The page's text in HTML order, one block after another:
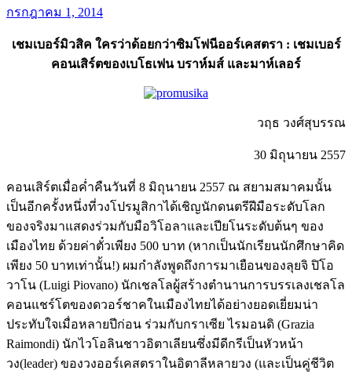
กรกฎาคม 1, 2014
เชมเบอร์มิวสิค ใครว่าด้อยกว่าซิมโฟนีออร์เคสตรา : เชมเบอร์
คอนเสิร์ตของเบโธเฟน บราห์มส์ และมาห์เลอร์
วฤธ วงศ์สุบรรณ
30 มิถุนายน 2557
คอนเสิร์ตเมื่อค่ำคืนวันที่ 8 มิถุนายน 2557 ณ สยามสมาคมนั้น
เป็นอีกครั้งหนึ่งที่วงโปรมูสิกาได้เชิญนักดนตรีฝีมือระดับโลก
ของจริงมาแสดงร่วมกับมือวิโอลาและเปียโนระดับต้นๆ ของ
เมืองไทย ด้วยค่าตั๋วเพียง 500 บาท (หากเป็นนักเรียนนักศึกษาคิด
เพียง 50 บาทเท่านั้น!) ผมกำลังพูดถึงการมาเยือนของลุยจิ ปิโอ
วาโน (Luigi Piovano) นักเชลโลผู้สร้างตำนานการบรรเลงเชลโล
คอนแชร์โตของดวอร์ชาคในเมืองไทยได้อย่างยอดเยี่ยมน่า
ประทับใจเมื่อหลายปีก่อน ร่วมกับกราเซีย ไรมอนดิ (Grazia
Raimondi) นักไวโอลินชาวอิตาเลียนซึ่งมีดีกรีเป็นหัวหน้า
วง(leader) ของวงออร์เคสตราในอิตาลีหลายวง (และเป็นคู่ชีวิต